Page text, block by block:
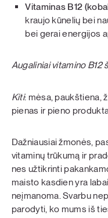
Vitaminas B12
kraujo kūnelių bei
bei gerai energijos
Augaliniai vitamino B12
Kiti: mėsa, paukštiena,
pienas ir pieno
Dažniausiai žmonės,
vitaminų trūkumą ir
nes užtikrinti
maisto kasdien yra
neįmanoma. Svarbu
parodyti, ko mums iš